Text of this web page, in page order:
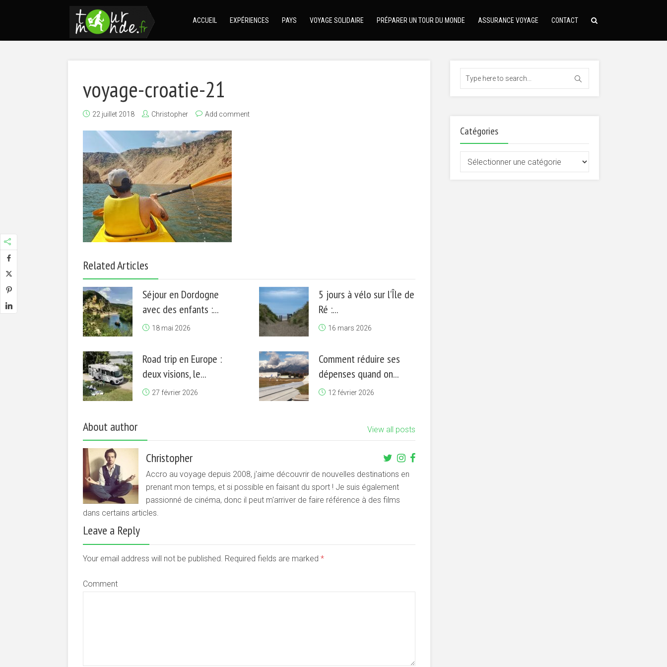
ACCUEIL EXPÉRIENCES PAYS VOYAGE SOLIDAIRE PRÉPARER UN TOUR DU MONDE ASSURANCE VOYAGE CONTACT
voyage-croatie-21
22 juillet 2018 Christopher Add comment
Related Articles
Séjour en Dordogne
avec des enfants :...
18 mai 2026
5 jours à vélo sur l’Île de
Ré :...
16 mars 2026
Road trip en Europe :
deux visions, le...
27 février 2026
Comment réduire ses
dépenses quand on...
12 février 2026
About author View all posts
Christopher
Accro au voyage depuis 2008, j'aime découvrir de nouvelles destinations en
prenant mon temps, et si possible en faisant du sport ! Je suis également
passionné de cinéma, donc il peut m'arriver de faire référence à des films
dans certains articles.
Leave a Reply
Your email address will not be published. Required fields are marked *
Comment
Catégories